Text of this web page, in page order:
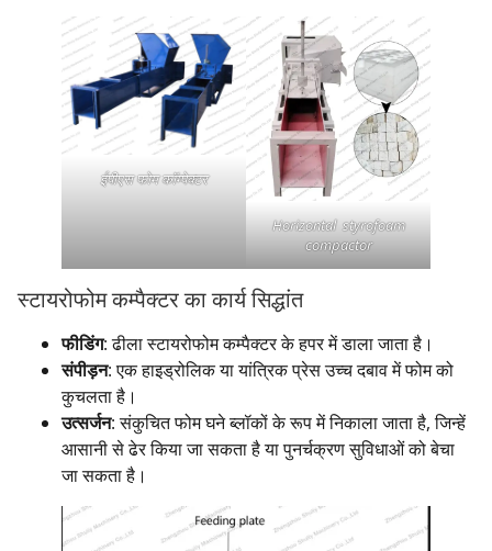
ईपीएस फोम कॉम्पेक्टर
Horizontal styrofoam
compactor
स्टायरोफोम कम्पैक्टर का कार्य सिद्धांत
फीडिंग: ढीला स्टायरोफोम कम्पैक्टर के हपर में डाला जाता है।
संपीड़न: एक हाइड्रोलिक या यांत्रिक प्रेस उच्च दबाव में फोम को
कुचलता है।
उत्सर्जन: संकुचित फोम घने ब्लॉकों के रूप में निकाला जाता है, जिन्हें
आसानी से ढेर किया जा सकता है या पुनर्चक्रण सुविधाओं को बेचा
जा सकता है।